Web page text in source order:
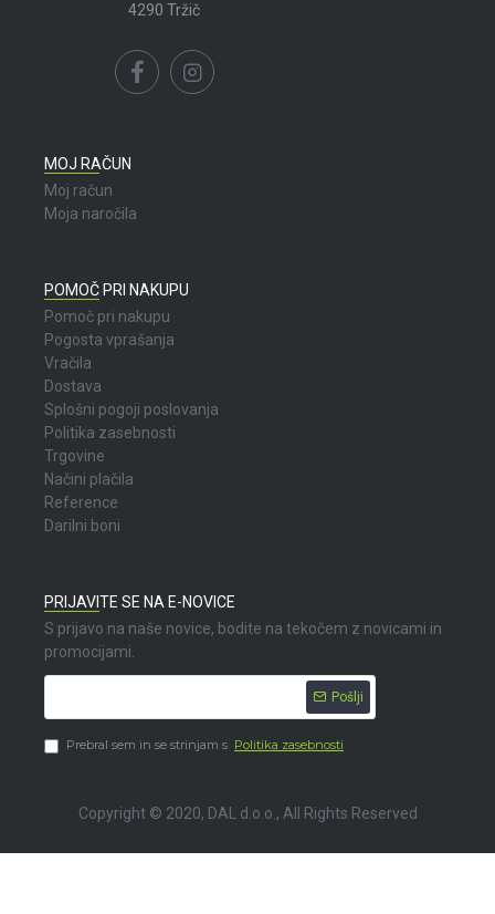
4290 Tržič
MOJ RAČUN
Moj račun
Moja naročila
POMOČ PRI NAKUPU
Pomoč pri nakupu
Pogosta vprašanja
Vračila
Dostava
Splošni pogoji poslovanja
Politika zasebnosti
Trgovine
Načini plačila
Reference
Darilni boni
PRIJAVITE SE NA E-NOVICE
S prijavo na naše novice, bodite na tekočem z novicami in
promocijami.
Pošlji
Prebral sem in se strinjam s Politika zasebnosti
Copyright © 2020, DAL d.o.o., All Rights Reserved